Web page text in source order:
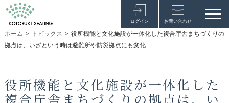
ログイン お問い合わせ
ホーム > トピックス > 役所機能と文化施設が一体化した複合庁舎まちづくりの
拠点は、いざという時は避難所や防災拠点にも変化
役所機能と文化施設が一体化した
複合庁舎まちづくりの拠点は、い